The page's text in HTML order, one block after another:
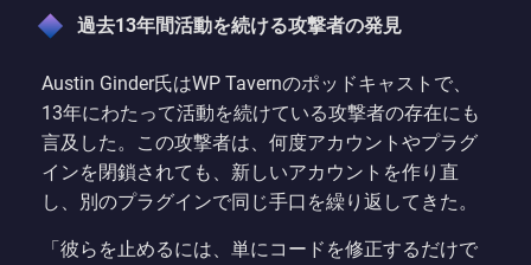
過去13年間活動を続ける攻撃者の発見
Austin Ginder氏はWP Tavernのポッドキャストで、
13年にわたって活動を続けている攻撃者の存在にも
言及した。この攻撃者は、何度アカウントやプラグ
インを閉鎖されても、新しいアカウントを作り直
し、別のプラグインで同じ手口を繰り返してきた。
「彼らを止めるには、単にコードを修正するだけで